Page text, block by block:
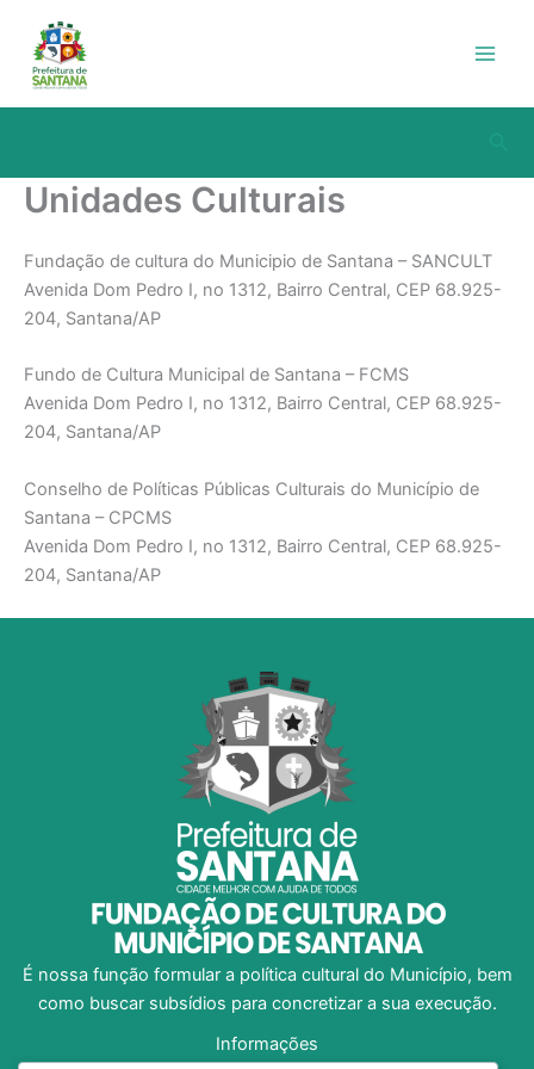
Unidades Culturais
Fundação de cultura do Municipio de Santana – SANCULT
Avenida Dom Pedro I, no 1312, Bairro Central, CEP 68.925-
204, Santana/AP
Fundo de Cultura Municipal de Santana – FCMS
Avenida Dom Pedro I, no 1312, Bairro Central, CEP 68.925-
204, Santana/AP
Conselho de Políticas Públicas Culturais do Município de
Santana – CPCMS
Avenida Dom Pedro I, no 1312, Bairro Central, CEP 68.925-
204, Santana/AP
É nossa função formular a política cultural do Município, bem
como buscar subsídios para concretizar a sua execução.
Informações